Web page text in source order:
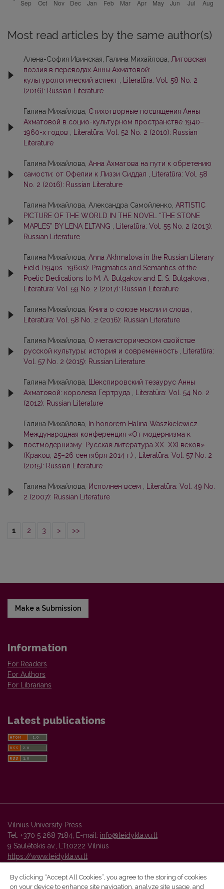
Most read articles by the same author(s)
Алена-София Ивинская, Галина Михайлова, Литовская
поэзия в переводах Анны Ахматовой:
культурологический аспект
Literatūra: Vol. 58 No. 2
(2016): Russian Literature
Галина Михайлова, Стихотворные посвящения Анны
Ахматовой в социо-культурном пространстве 1940–
1960-х годов
Literatūra: Vol. 52 No. 2 (2010): Russian
Literature
Галина Михайлова, Анна Ахматова на пути к обретению
самости: от Офелии к Лиззи Сиддал
Literatūra: Vol. 58
No. 2 (2016): Russian Literature
Галина Михайлова, Александра Самойленко, ARTISTIC
PICTURE OF THE WORLD IN THE NOVEL “THE STONE
MAPLES” BY LENA ELTANG
Literatūra: Vol. 55 No. 2 (2013):
Russian Literature
Галина Михайлова, Anna Akhmatova in the Russian Literary
Field (1940s–1960s): Pragmatics and Semantics of the
Poetic Dedications to M. A. Bulgakov and E. S. Bulgakova
Literatūra: Vol. 59 No. 2 (2017): Russian Literature
Галина Михайлова, Книга о союзе мысли и слова
Literatūra: Vol. 58 No. 2 (2016): Russian Literature
Галина Михайлова, О метаисторическом свойстве
русской культуры: история и современность
Literatūra:
Vol. 57 No. 2 (2015): Russian Literature
Галина Михайлова,
Шекспировский тезаурус Анны
Ахматовой: королева Гертруда
Literatūra: Vol. 54 No. 2
(2012): Russian Literature
Галина Михайлова,
In honorem Halina Waszkielewicz.
Международная конференция «От модернизма к
постмодернизму. Русская литература XX–XXI веков»
(Краков, 25–26 сентября 2014 г.)
Literatūra: Vol. 57 No. 2
(2015): Russian Literature
Галина Михайлова, Исполнен всем
Literatūra: Vol. 49 No.
2 (2007): Russian Literature
1 2 3 > >>
Make a Submission
Information
For Readers
For Authors
For Librarians
Latest publications
Vilnius University Press
Tel. +370 5 268 7184, E-mail: info@leidykla.vu.lt
9 Saulėtekis av., LT10222 Vilnius
https://www.leidykla.vu.lt
By clicking “Accept All Cookies”, you agree to the storing of cookies
on your device to enhance site navigation, analyze site usage, and